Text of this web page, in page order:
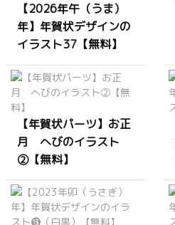
【2026年午（うま）
年】年賀状デザインの
イラスト37【無料】
【年賀状パーツ】お正
月 へびのイラスト
②【無料】